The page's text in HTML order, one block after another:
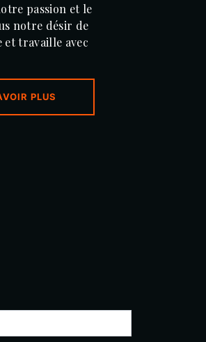
passion et le
notre désir de
et travaille avec
PLUS